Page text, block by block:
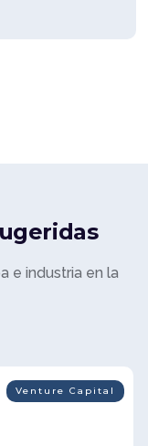
e industria en la
Venture Capital